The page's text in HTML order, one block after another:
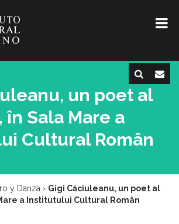
un poet al
Sala Mare a
Cultural Român
y Danza › Gigi Căciuleanu, un poet al
a Institutului Cultural Român